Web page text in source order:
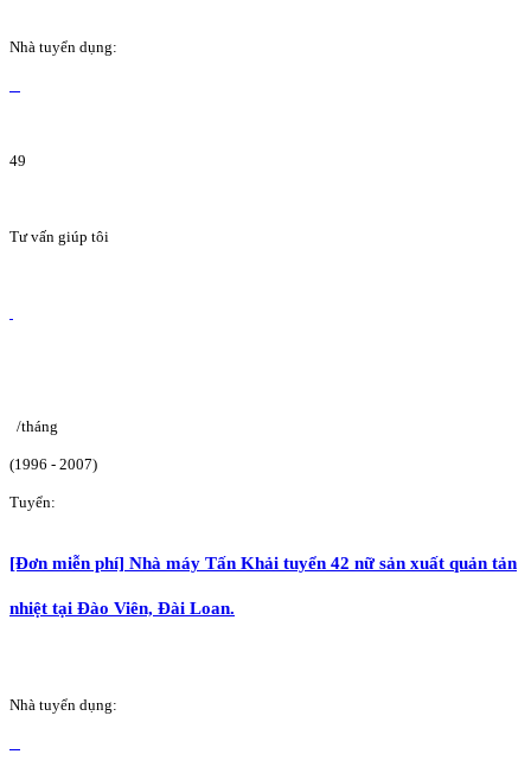
Nhà tuyển dụng:
49
Tư vấn giúp tôi
/tháng
(1996 - 2007)
Tuyển:
[Đơn miễn phí] Nhà máy Tấn Khải tuyển 42 nữ sản xuất quản tản
nhiệt tại Đào Viên, Đài Loan.
Nhà tuyển dụng: